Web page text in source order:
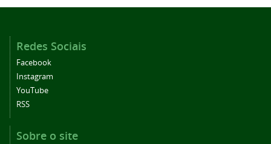
Redes Sociais
Facebook
Instagram
YouTube
RSS
Sobre o site